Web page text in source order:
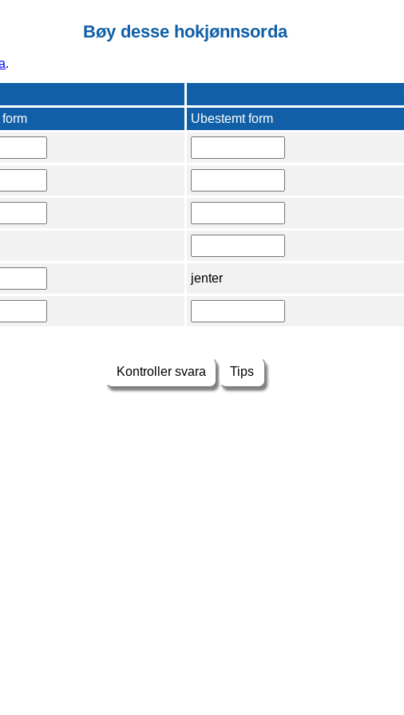
Bøy desse hokjønnsorda
.
form Ubestemt form
jenter
Kontroller svara Tips